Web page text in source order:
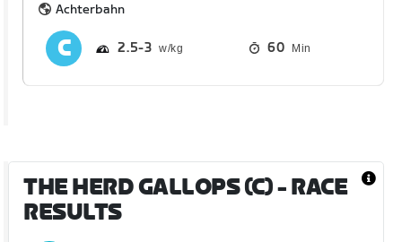
Achterbahn
2.5 3 60 Min
THE HERD GALLOPS (C)- RACE
RESULTS